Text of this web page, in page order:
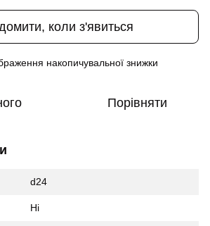
коли з'явиться
накопичувальної знижки
Порівняти
d24
Ні